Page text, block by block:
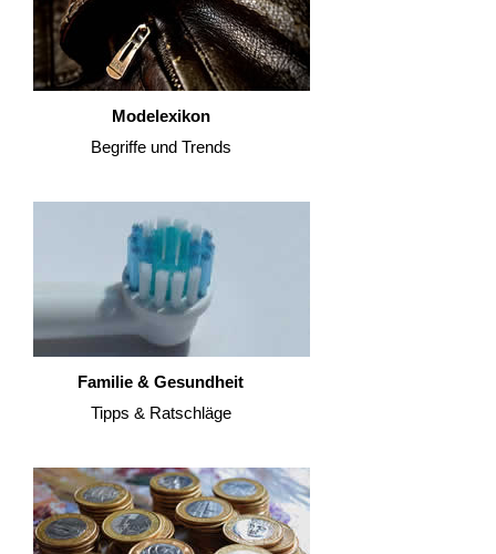
Modelexikon
Begriffe und Trends
Familie & Gesundheit
Tipps & Ratschläge